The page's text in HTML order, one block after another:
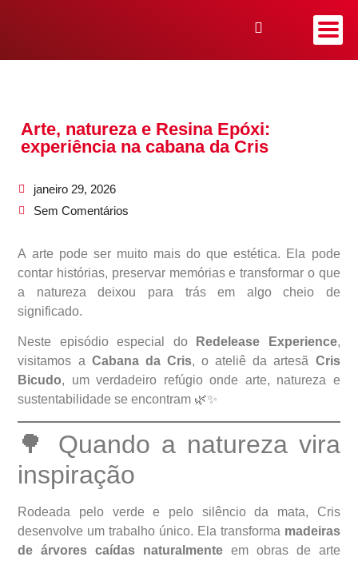
Arte, natureza e Resina Epóxi:
experiência na cabana da Cris
janeiro 29, 2026
Sem Comentários
A arte pode ser muito mais do que estética. Ela pode
contar histórias, preservar memórias e transformar o que
a natureza deixou para trás em algo cheio de
significado.
Neste episódio especial do Redelease Experience,
visitamos a Cabana da Cris, o ateliê da artesã Cris
Bicudo, um verdadeiro refúgio onde arte, natureza e
sustentabilidade se encontram 🌿✨
🌳 Quando a natureza vira
inspiração
Rodeada pelo verde e pelo silêncio da mata, Cris
desenvolve um trabalho único. Ela transforma madeiras
de árvores caídas naturalmente em obras de arte